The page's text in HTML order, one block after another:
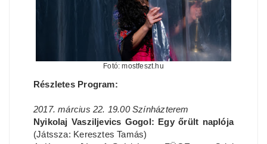
Fotó: mostfeszt.hu
Részletes Program:
2017. március 22. 19.00 Színházterem
Nyikolaj Vasziljevics Gogol: Egy őrült naplója
(Játssza: Keresztes Tamás)